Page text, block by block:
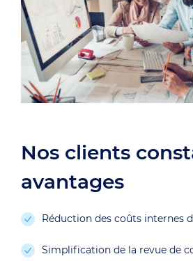
Nos clients
avantages
Réduction des coûts internes
Simplification de la revue de